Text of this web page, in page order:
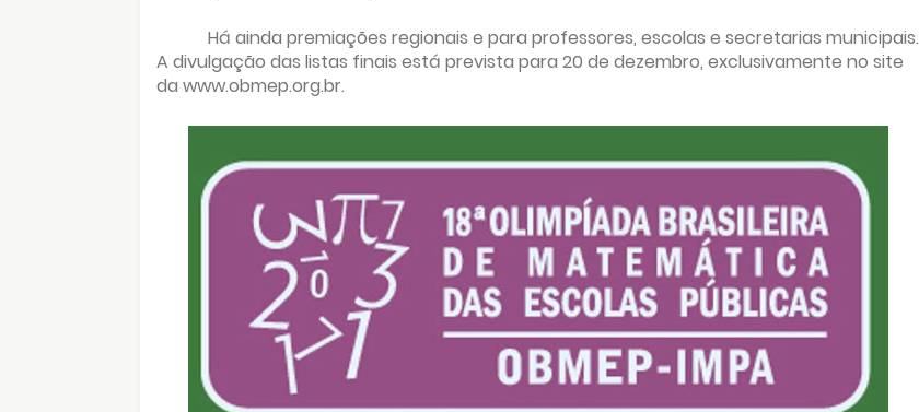
Há ainda premiações regionais e para professores, escolas e secretarias municipais.
A divulgação das listas finais está prevista para 20 de dezembro, exclusivamente no site
da www.obmep.org.br.